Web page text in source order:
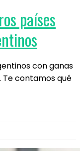
países
con ganas
Te contamos qué